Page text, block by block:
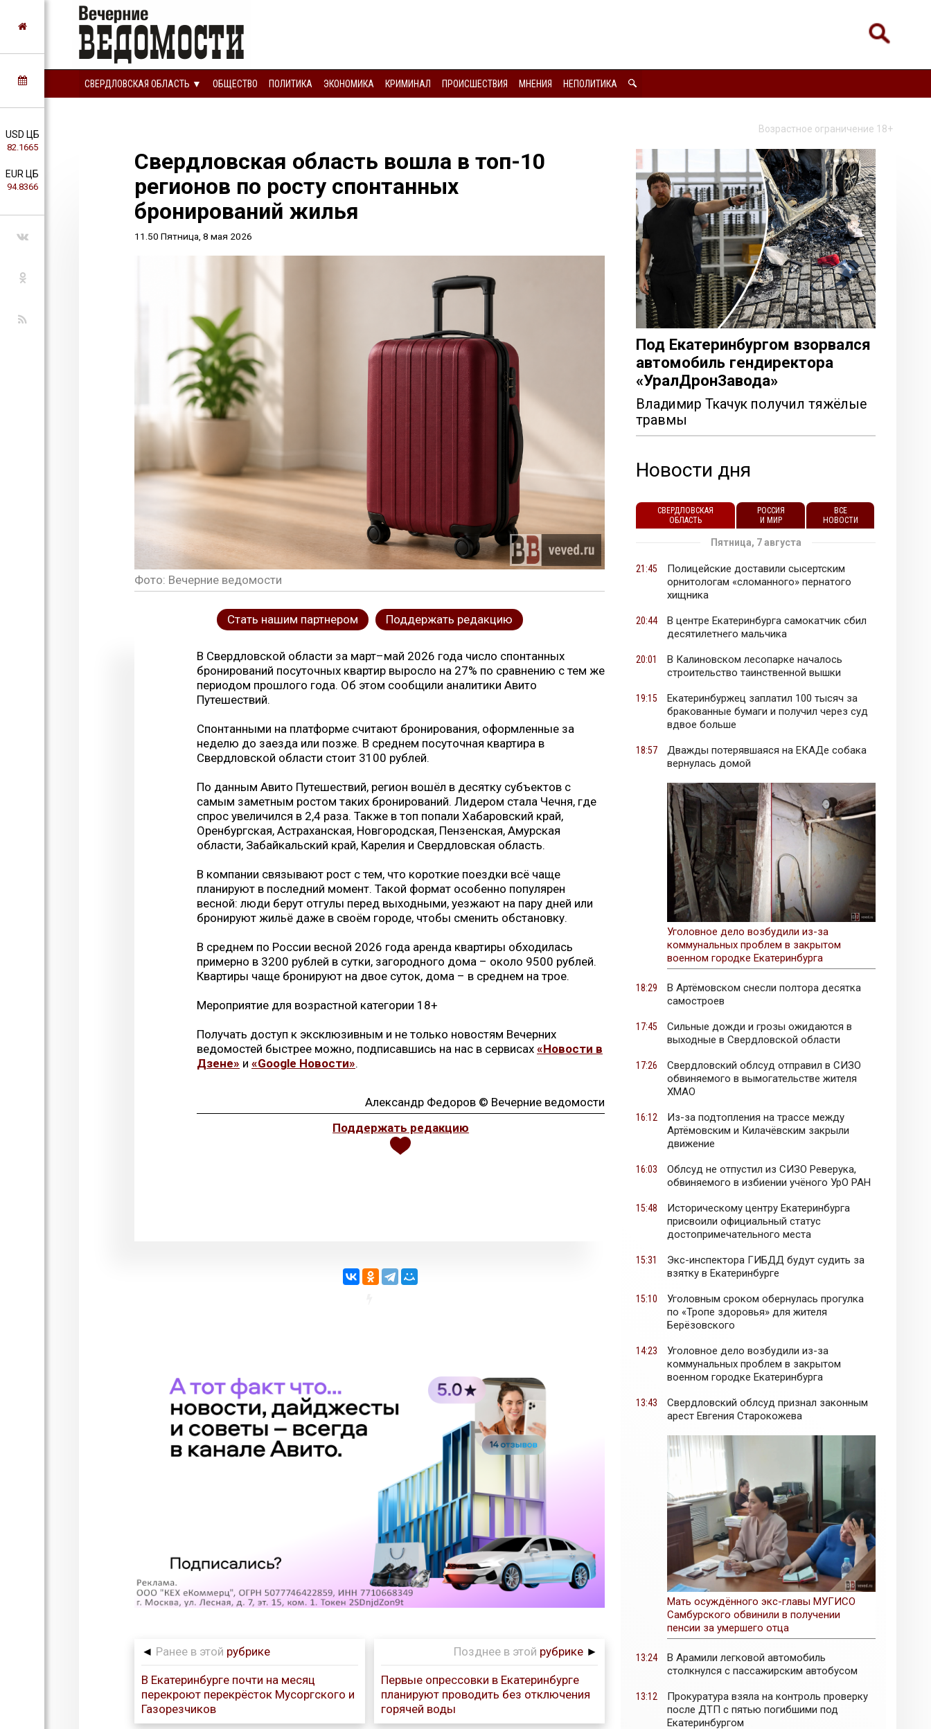
СВЕРДЛОВСКАЯ ОБЛАСТЬ ▼ ОБЩЕСТВО ПОЛИТИКА ЭКОНОМИКА КРИМИНАЛ ПРОИСШЕСТВИЯ МНЕНИЯ НЕПОЛИТИКА
USD ЦБ
82.1665
EUR ЦБ
94.8366
Возрастное ограничение 18+
Свердловская область вошла в топ-10
регионов по росту спонтанных
бронирований жилья
11.50 Пятница, 8 мая 2026
Фото: Вечерние ведомости
Стать нашим партнером Поддержать редакцию
В Свердловской области за март–май 2026 года число спонтанных
бронирований посуточных квартир выросло на 27% по сравнению с тем же
периодом прошлого года. Об этом сообщили аналитики Авито
Путешествий.
Спонтанными на платформе считают бронирования, оформленные за
неделю до заезда или позже. В среднем посуточная квартира в
Свердловской области стоит 3100 рублей.
По данным Авито Путешествий, регион вошёл в десятку субъектов с
самым заметным ростом таких бронирований. Лидером стала Чечня, где
спрос увеличился в 2,4 раза. Также в топ попали Хабаровский край,
Оренбургская, Астраханская, Новгородская, Пензенская, Амурская
области, Забайкальский край, Карелия и Свердловская область.
В компании связывают рост с тем, что короткие поездки всё чаще
планируют в последний момент. Такой формат особенно популярен
весной: люди берут отгулы перед выходными, уезжают на пару дней или
бронируют жильё даже в своём городе, чтобы сменить обстановку.
В среднем по России весной 2026 года аренда квартиры обходилась
примерно в 3200 рублей в сутки, загородного дома – около 9500 рублей.
Квартиры чаще бронируют на двое суток, дома – в среднем на трое.
Мероприятие для возрастной категории 18+
Получать доступ к эксклюзивным и не только новостям Вечерних
ведомостей быстрее можно, подписавшись на нас в сервисах «Новости в
Дзене» и «Google Новости».
Александр Федоров © Вечерние ведомости
Поддержать редакцию
◄ Ранее в этой рубрике
В Екатеринбурге почти на месяц
перекроют перекрёсток Мусоргского и
Газорезчиков
Позднее в этой рубрике ►
Первые опрессовки в Екатеринбурге
планируют проводить без отключения
горячей воды
Под Екатеринбургом взорвался
автомобиль гендиректора
«УралДронЗавода»
Владимир Ткачук получил тяжёлые
травмы
Новости дня
СВЕРДЛОВСКАЯ
ОБЛАСТЬ
РОССИЯ
И МИР
ВСЕ
НОВОСТИ
Пятница, 7 августа
21:45
Полицейские доставили сысертским
орнитологам «сломанного» пернатого
хищника
20:44
В центре Екатеринбурга самокатчик сбил
десятилетнего мальчика
20:01
В Калиновском лесопарке началось
строительство таинственной вышки
19:15
Екатеринбуржец заплатил 100 тысяч за
бракованные бумаги и получил через суд
вдвое больше
18:57
Дважды потерявшаяся на ЕКАДе собака
вернулась домой
Уголовное дело возбудили из-за
коммунальных проблем в закрытом
военном городке Екатеринбурга
18:29
В Артёмовском снесли полтора десятка
самостроев
17:45
Сильные дожди и грозы ожидаются в
выходные в Свердловской области
17:26
Свердловский облсуд отправил в СИЗО
обвиняемого в вымогательстве жителя
ХМАО
16:12
Из-за подтопления на трассе между
Артёмовским и Килачёвским закрыли
движение
16:03
Облсуд не отпустил из СИЗО Реверука,
обвиняемого в избиении учёного УрО РАН
15:48
Историческому центру Екатеринбурга
присвоили официальный статус
достопримечательного места
15:31
Экс-инспектора ГИБДД будут судить за
взятку в Екатеринбурге
15:10
Уголовным сроком обернулась прогулка
по «Тропе здоровья» для жителя
Берёзовского
14:23
Уголовное дело возбудили из-за
коммунальных проблем в закрытом
военном городке Екатеринбурга
13:43
Свердловский облсуд признал законным
арест Евгения Старокожева
Мать осуждённого экс-главы МУГИСО
Самбурского обвинили в получении
пенсии за умершего отца
13:24
В Арамили легковой автомобиль
столкнулся с пассажирским автобусом
13:12
Прокуратура взяла на контроль проверку
после ДТП с пятью погибшими под
Екатеринбургом